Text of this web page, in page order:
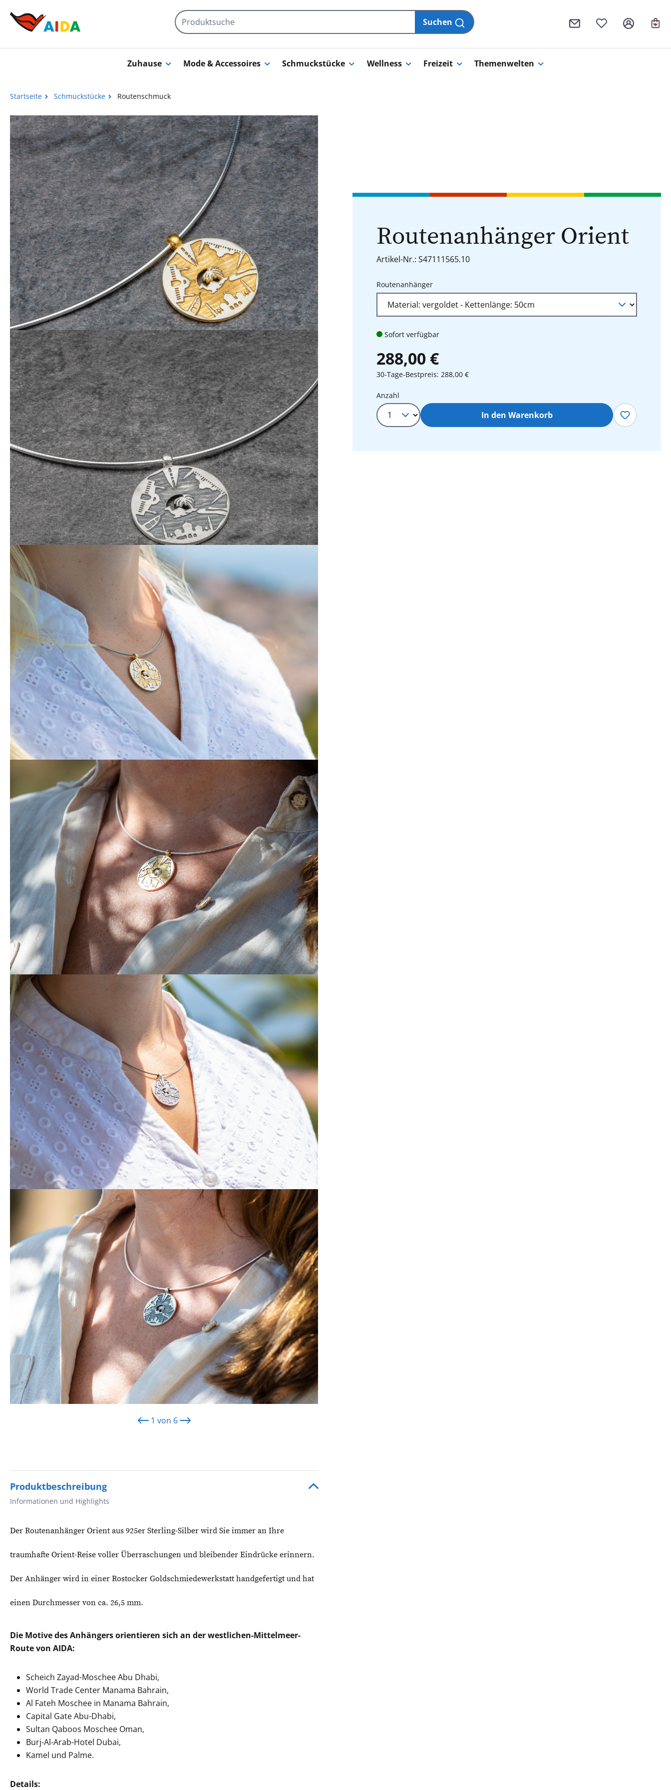
Suchen
Zuhause Mode & Accessoires Schmuckstücke Wellness Freizeit Themenwelten
Startseite Schmuckstücke Routenschmuck
Routenanhänger Orient
Artikel-Nr.: S47111565.10
Routenanhängerauswählen
Sofort verfügbar
288,00 €
30-Tage-Bestpreis: 288,00 €
Produkt Anzahl: Gib den gewünschten Wert ein
Anzahl
In den Warenkorb
Bildergalerie überspringen
1 von 6
Produktbeschreibung
Informationen und Highlights
Der Routenanhänger Orient aus 925er Sterling-Silber wird Sie immer an Ihre
traumhafte Orient-Reise voller Überraschungen und bleibender Eindrücke erinnern.
Der Anhänger wird in einer Rostocker Goldschmiedewerkstatt handgefertigt und hat
einen Durchmesser von ca. 26,5 mm.
Die Motive des Anhängers orientieren sich an der westlichen-Mittelmeer-
Route von AIDA:
Scheich Zayad-Moschee Abu Dhabi,
World Trade Center Manama Bahrain,
Al Fateh Moschee in Manama Bahrain,
Capital Gate Abu-Dhabi,
Sultan Qaboos Moschee Oman,
Burj-Al-Arab-Hotel Dubai,
Kamel und Palme.
Details: